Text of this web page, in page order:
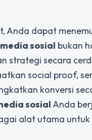
Anda dapat
sosial bukan
strategi secara
social proof,
konversi
sosialAnda
alat utama